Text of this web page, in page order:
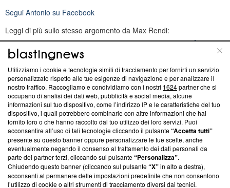
Segui Antonio su Facebook
Leggi di più sullo stesso argomento da Max Rendi:
L'oroscopo di domani 9 agosto e classifica: Leone al 1ﾟposto,
malintesi per la Vergine
L'oroscopo di domani 8 agosto 2026 con classifica: 1ﾟToro,
finalmente riconquista la vetta
L'oroscopo di domani 7 agosto e classifica: Pesci al 1ﾟposto, in
arrivo occasioni preziose
Michele Caltagirone
Video Maker
SEGUI
Utilizziamo i cookie e tecnologie simili di tracciamento per fornirti un servizio
personalizzato rispetto alle tue esigenze di navigazione e per analizzare il
nostro traffico. Raccogliamo e condividiamo con i nostri 1624partner che si
occupano di analisi dei dati web, pubblicità e social media, alcune
informazioni sul tuo dispositivo, come l’indirizzo IP e le caratteristiche del tuo
dispositivo, i quali potrebbero combinarle con altre informazioni che hai
fornito loro o che hanno raccolto dal tuo utilizzo dei loro servizi. Puoi
acconsentire all’uso di tali tecnologie cliccando il pulsante“Accetta tutti”
presente su questo banner oppure personalizzare le tue scelte, anche
eventualmente negando il consenso al trattamento dei dati personali da
parte dei partner terzi, cliccando sul pulsante“Personalizza”.
Chiudendo questo banner (cliccando sul pulsante“X”in alto a destra),
acconsenti al permanere delle impostazioni predefinite che non consentono
l’utilizzo di cookie o altri strumenti di tracciamento diversi dai tecnici.